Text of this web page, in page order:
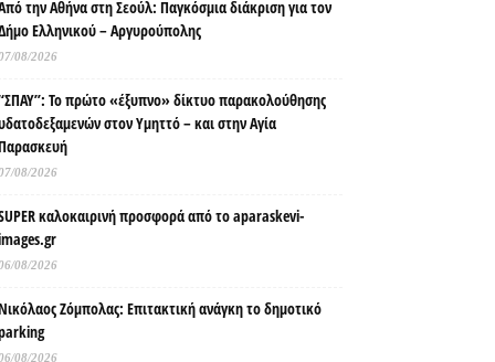
την Αθήνα στη Σεούλ: Παγκόσμια διάκριση για τον
Ελληνικού – Αργυρούπολης
08/2026
Το πρώτο «έξυπνο» δίκτυο παρακολούθησης
στον Υμηττό – και στην Αγία
08/2026
καλοκαιρινή προσφορά από το aparaskevi-
08/2026
Ζόμπολας: Επιτακτική ανάγκη το δημοτικό
08/2026